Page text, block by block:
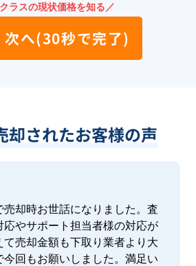
ラスの現状価格を知る／
次へ(30秒で完了)
却されたお客様の声
売却時お世話になりました。査
応やサポート担当者様の対応が
て売却金額も下取り業者より大
回もお願いしました。満足い